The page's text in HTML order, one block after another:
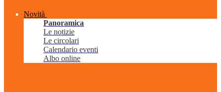
Novità
Panoramica
Le notizie
Le circolari
Calendario eventi
Albo online